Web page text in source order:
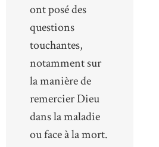
ont posé des
questions
touchantes,
notamment sur
la manière de
remercier Dieu
dans la maladie
ou face à la mort.